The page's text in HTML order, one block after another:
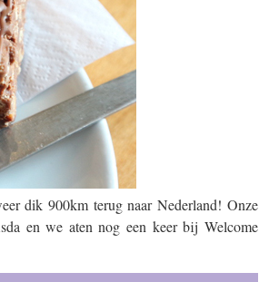
dik 900km terug naar Nederland! Onze
en we aten nog een keer bij Welcome